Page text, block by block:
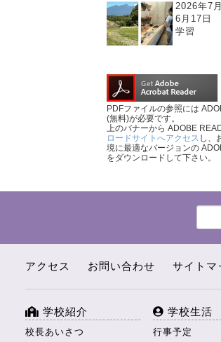
2026年7
6月17日
学習
PDFファイルの参照には
(無料)が必要です。
上のバナーから ADOBE
ロードサイトへアクセス し、
境に最適なバージョンの
をダウンロードして下さい。
アクセス お問い合わせ サイトマ
学校紹介
校長あいさつ
学校生活
行事予定